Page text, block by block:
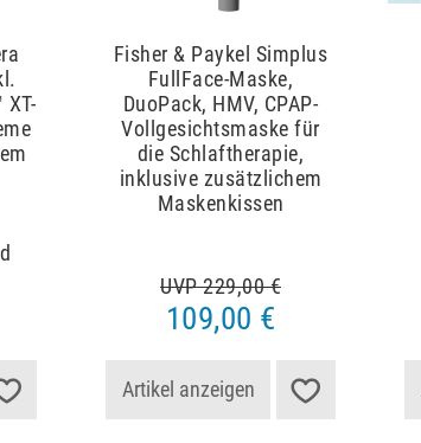
Fisher & Paykel Simplus
FullFace-Maske,
DuoPack, HMV, CPAP-
Vollgesichtsmaske für
die Schlaftherapie,
inklusive zusätzlichem
Maskenkissen
UVP 229,00 €
109,00 €
Artikel anzeigen